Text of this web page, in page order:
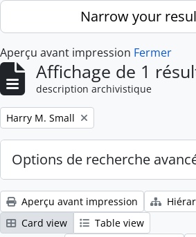
Skip to main contentNarrow your
Aperçu avant impression Fermer
Affichage de 1
description archivistique
Remove filter:
Harry M. Small
Options de recherche
Aperçu avant impression
Card view
Table view